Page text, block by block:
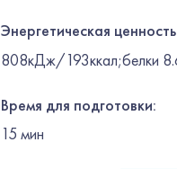
Энергетическая
808кДж/193ккал;белки
Время для подготовки:
15 мин